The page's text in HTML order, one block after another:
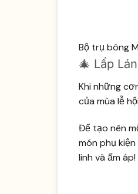
Bộ trụ bóng
🎄 Lấp
Khi những
của mùa lễ
Để tạo nên
món phụ
linh và ấm áp!